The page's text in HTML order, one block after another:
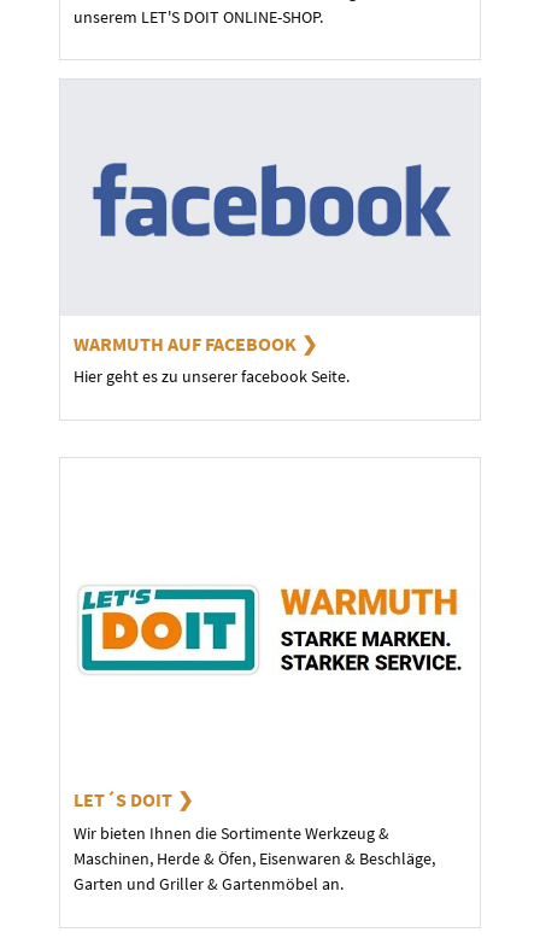
unserem LET'S DOIT ONLINE-SHOP.
WARMUTH AUF FACEBOOK
Hier geht es zu unserer facebook Seite.
LET´S DOIT
Wir bieten Ihnen die Sortimente Werkzeug &
Maschinen, Herde & Öfen, Eisenwaren & Beschläge,
Garten und Griller & Gartenmöbel an.